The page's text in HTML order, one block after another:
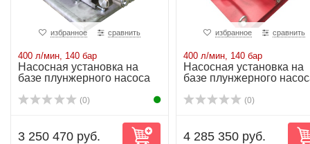
избранное сравнить
400 л/мин, 140 бар
Насосная установка на
базе плунжерного насоса
(0)
3 250 470 руб.
избранное сравнить
400 л/мин, 140 бар
Насосная установка на
базе плунжерного
(0)
4 285 350 руб.